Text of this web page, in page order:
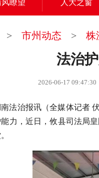
瞭望 人大之窗
> 市州动态 > 株
法治
2026-06-17
法治报讯 （全媒体记者
力，近日，攸县司法局
。